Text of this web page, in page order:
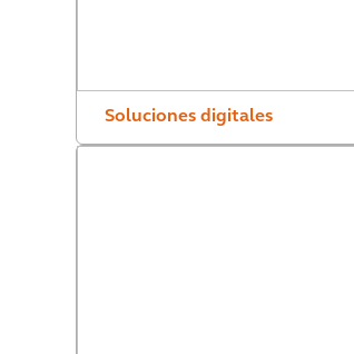
Soluciones digitales